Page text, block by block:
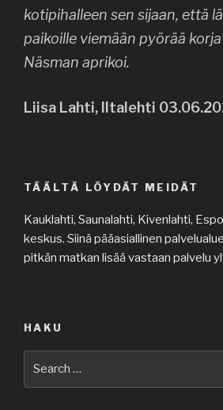
kotipihalleen sen sijaan, että
paikoille viemään pyörää
Näsman aprikoi.
Liisa Lahti, Iltalehti
TÄÄLTÄ LÖYDÄT MEIDÄT
Kauklahti, Saunalahti, Kivenlahti,
keskus. Siinä pääasiallinen
pitkän matkan lisää vastaan palvelu
HAKU